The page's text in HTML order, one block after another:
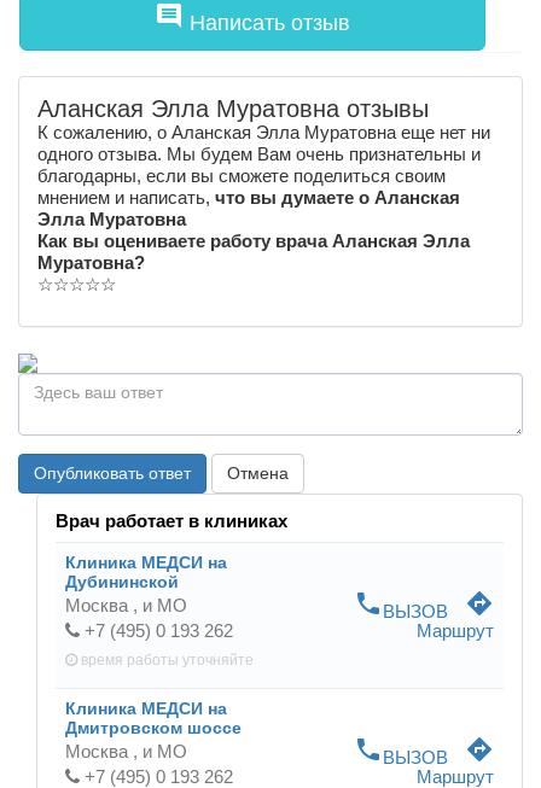
comment Написать отзыв
Аланская Элла Муратовна отзывы
К сожалению, о Аланская Элла Муратовна еще нет ни
одного отзыва. Мы будем Вам очень признательны и
благодарны, если вы сможете поделиться своим
мнением и написать, что вы думаете о Аланская
Элла Муратовна
Как вы оцениваете работу врача Аланская Элла
Муратовна?
☆☆☆☆☆
Опубликовать ответ Отмена
Врач работает в клиниках
Клиника МЕДСИ на
Дубининской
Москва , и МО
+7 (495) 0 193 262
время работы уточняйте
phone ВЫЗОВ directions
Маршрут
Клиника МЕДСИ на
Дмитровском шоссе
Москва , и МО
+7 (495) 0 193 262
phone ВЫЗОВ directions
Маршрут